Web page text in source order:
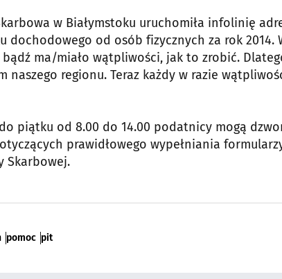
w Białymstoku uruchomiła infolinię
dochodowego od osób fizycznych za rok
bądź ma/miało wątpliwości, jak to zrobić.
naszego regionu. Teraz każdy w razie
piątku od 8.00 do 14.00 podatnicy mogą
prawidłowego wypełniania
Skarbowej.
pomoc pit